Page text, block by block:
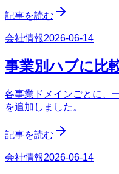
記事を読む
会社情報2026-06-14
事業別ハブに比
各事業ドメインごとに、
を追加しました。
記事を読む
会社情報2026-06-14